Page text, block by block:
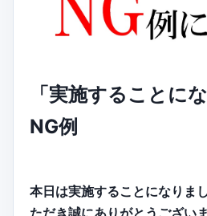
「実施することに
NG例
本日は実施することになりま